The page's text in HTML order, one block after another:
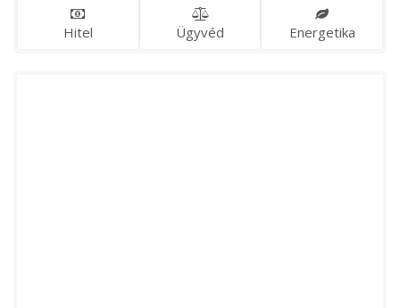
Hitel Ügyvéd Energetika